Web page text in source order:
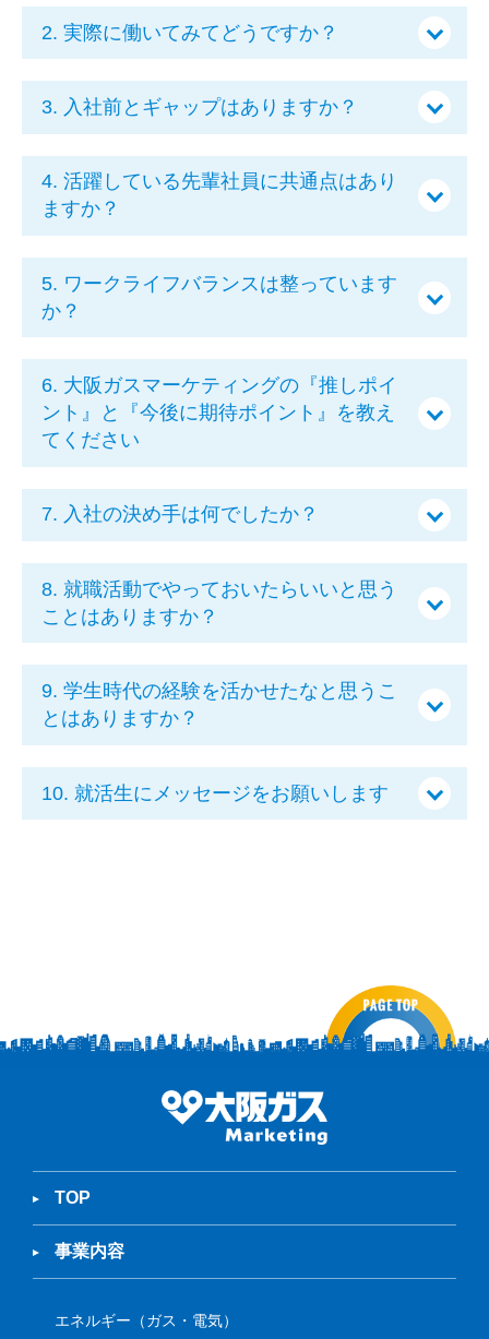
2. 実際に働いてみてどうですか？
3. 入社前とギャップはありますか？
4. 活躍している先輩社員に共通点はあり
ますか？
5. ワークライフバランスは整っています
か？
6. 大阪ガスマーケティングの『推しポイ
ント』と『今後に期待ポイント』を教え
てください
7. 入社の決め手は何でしたか？
8. 就職活動でやっておいたらいいと思う
ことはありますか？
9. 学生時代の経験を活かせたなと思うこ
とはありますか？
10. 就活生にメッセージをお願いします
TOP
事業内容
エネルギー（ガス・電気）